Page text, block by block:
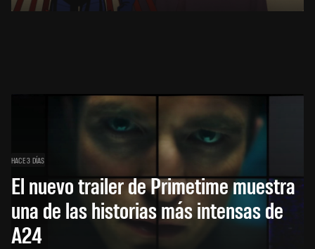
HACE 3 DÍAS
El nuevo trailer de Primetime muestra
una de las historias más intensas de
A24